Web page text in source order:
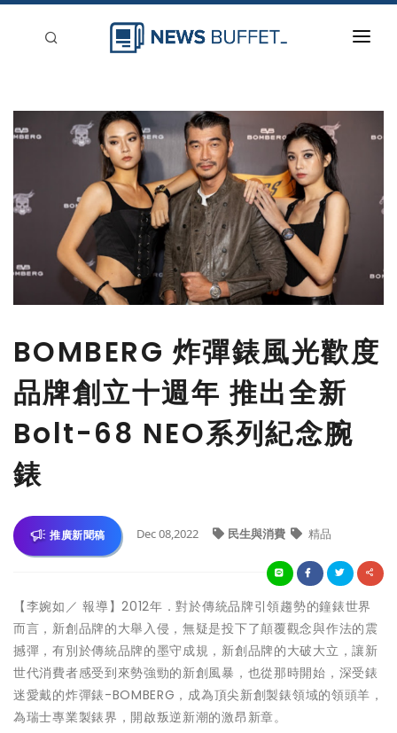
新聞稿分類
BOMBERG 炸彈錶風光歡度
品牌創立十週年 推出全新
Bolt-68 NEO系列紀念腕
錶
推廣新聞稿 Dec 08,2022 民生與消費 精品
【李婉如／ 報導】2012年．對於傳統品牌引領趨勢的鐘錶世界
而言，新創品牌的大舉入侵，無疑是投下了顛覆觀念與作法的震
撼彈，有別於傳統品牌的墨守成規，新創品牌的大破大立，讓新
世代消費者感受到來勢強勁的新創風暴，也從那時開始，深受錶
迷愛戴的炸彈錶-BOMBERG，成為頂尖新創製錶領域的領頭羊，
為瑞士專業製錶界，開啟叛逆新潮的激昂新章。